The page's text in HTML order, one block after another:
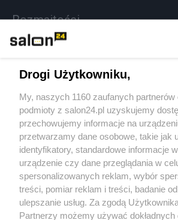
Rozmaitości
Sport
Społeczeństwo
Kultura
X Facebook Instagram
Drogi Użytkowniku,
My, naszych 1160 zaufanych partnerów
podmioty z salon24.pl uzyskujemy
przechowujemy informacje na
przetwarzamy dane osobowe, takie jak
identyfikatory, standardowe informacje
urządzenie czy dane przeglądania w
spersonalizowanych reklam, wybór
treści, pomiar reklam i treści, badanie
ulepszanie usług. Za zgodą
Partnerzy możemy używać dokładnych